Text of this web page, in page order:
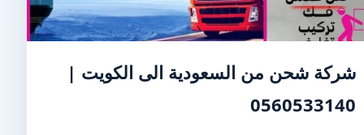
شركة شحن من السعودية الى الكويت |
0560533140